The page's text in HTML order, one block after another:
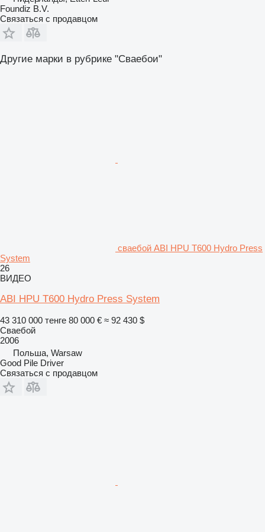
Foundiz B.V.
Связаться с продавцом
Другие марки в рубрике "Сваебои"
сваебой ABI HPU T600 Hydro Press
System
26
ВИДЕО
ABI HPU T600 Hydro Press System
43 310 000 тенге 80 000 € ≈ 92 430 $
Сваебой
2006
Польша, Warsaw
Good Pile Driver
Связаться с продавцом